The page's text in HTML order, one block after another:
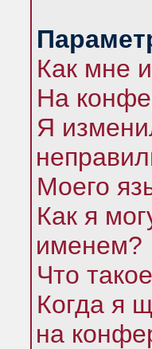
Как мне
На
Я
Моего
Как я
именем?
Что
Когда я
на